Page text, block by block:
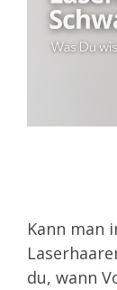
Kann man
du, wann